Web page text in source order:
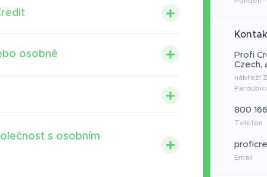
osobně
s osobním
Profi
Czech,
nábřeží
800
Telefon
Email